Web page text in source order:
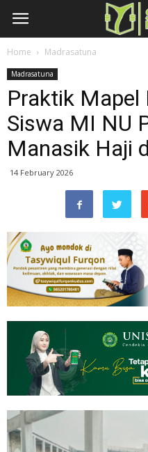
Home Madrasatuna
Madrasatuna
Praktik Mapel
Siswa MI NU
Manasik Haji
14 February 2026